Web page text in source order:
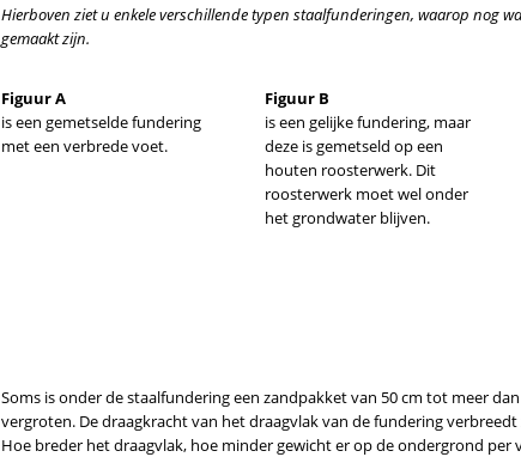
Hierboven ziet u enkele verschillende typen staalfunderingen, waarop nog
gemaakt zijn.
Figuur A
is een gemetselde fundering
met een verbrede voet.
Figuur B
is een gelijke fundering, maar
deze is gemetseld op een
houten roosterwerk. Dit
roosterwerk moet wel onder
het grondwater blijven.
Soms is onder de staalfundering een zandpakket van 50 cm tot meer
vergroten. De draagkracht van het draagvlak van de fundering
Hoe breder het draagvlak, hoe minder gewicht er op de ondergrond